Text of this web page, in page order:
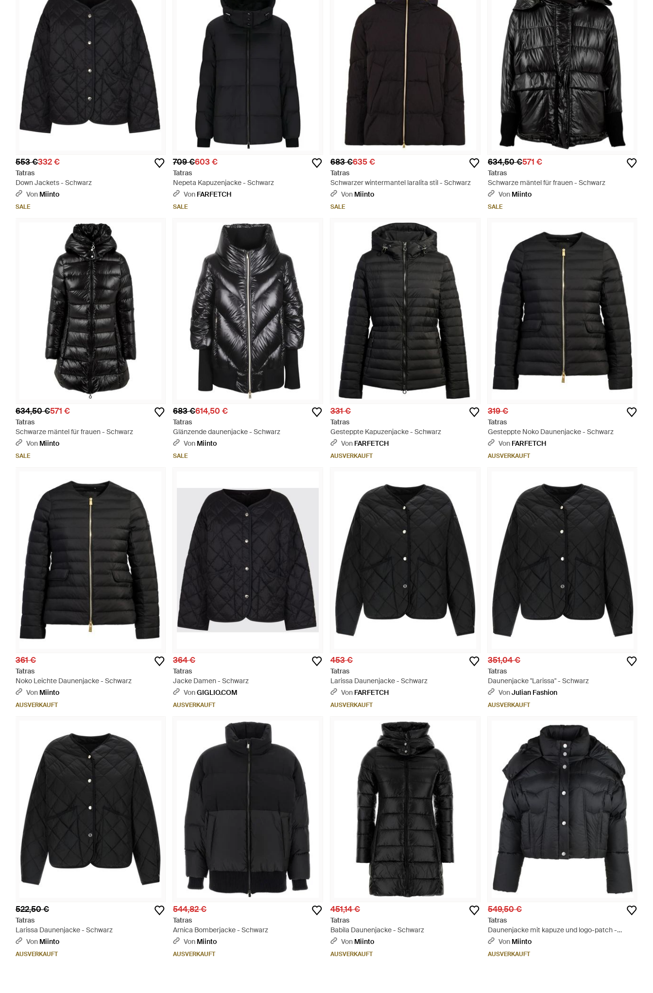
553 €332 €
Tatras
Down Jackets - Schwarz
Von Miinto
SALE
709 €603 €
Tatras
Nepeta Kapuzenjacke - Schwarz
Von FARFETCH
SALE
683 €635 €
Tatras
Schwarzer wintermantel laralita stil - Schwarz
Von Miinto
SALE
634,50 €571 €
Tatras
Schwarze mäntel für frauen - Schwarz
Von Miinto
SALE
634,50 €571 €
Tatras
Schwarze mäntel für frauen - Schwarz
Von Miinto
SALE
683 €614,50 €
Tatras
Glänzende daunenjacke - Schwarz
Von Miinto
SALE
331 €
Tatras
Gesteppte Kapuzenjacke - Schwarz
Von FARFETCH
AUSVERKAUFT
319 €
Tatras
Gesteppte Noko Daunenjacke - Schwarz
Von FARFETCH
AUSVERKAUFT
361 €
Tatras
Noko Leichte Daunenjacke - Schwarz
Von Miinto
AUSVERKAUFT
364 €
Tatras
Jacke Damen - Schwarz
VonGIGLIO.COM
AUSVERKAUFT
453 €
Tatras
Larissa Daunenjacke - Schwarz
Von FARFETCH
AUSVERKAUFT
351,04 €
Tatras
Daunenjacke "Larissa" - Schwarz
VonJulian Fashion
AUSVERKAUFT
522,50 €
Tatras
Larissa Daunenjacke - Schwarz
Von Miinto
AUSVERKAUFT
544,82 €
Tatras
Arnica Bomberjacke - Schwarz
Von Miinto
AUSVERKAUFT
451,14 €
Tatras
Babila Daunenjacke - Schwarz
Von Miinto
AUSVERKAUFT
549,50 €
Tatras
Daunenjacke mit kapuze und logo-patch -
Schwarz
Von Miinto
AUSVERKAUFT